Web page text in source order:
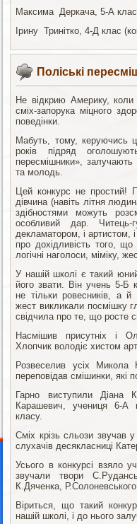
Максима Деркача, 5-А
Ірину Тринітко, 4-Д клас
Поліські
Не відкрию Америку,
сміх-запорука міцного
поведінки.
Мабуть, тому, керуючись
років підряд
пересмішники»,
та молодь.
Цей конкурс не простий!
дівчина (навіть літня
здібностями можуть
особливий дар.
декламатором, і артистом,
про дохідливість того, що
логічні наголоси, міміку,
У нашій школі є такий
його звати. Він учень 5-Б
не тільки ровесників, а
жест викликали посмішку
свідчила про те, що росте
Насмішив присутніх і
Хлопчик володіє хистом
Розвеселив усіх Микола
переповідав смішинки, які
Гарно виступили Діана
Карашевич, учениця 6-А
класу.
Сміх крізь сльози звучав
слухачів десякласниці
Усього в конкурсі взяло
звучали твори
К.Дяченка, Р.Солоневського
Віриться, що такий
нашій школі, і до нього